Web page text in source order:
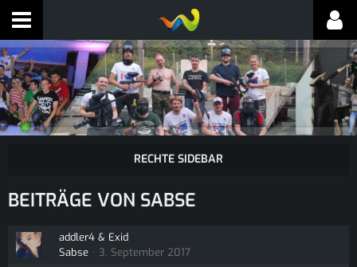
BEITRÄGE VON SABSE
addler4 & Exid
Sabse
3. September 2017